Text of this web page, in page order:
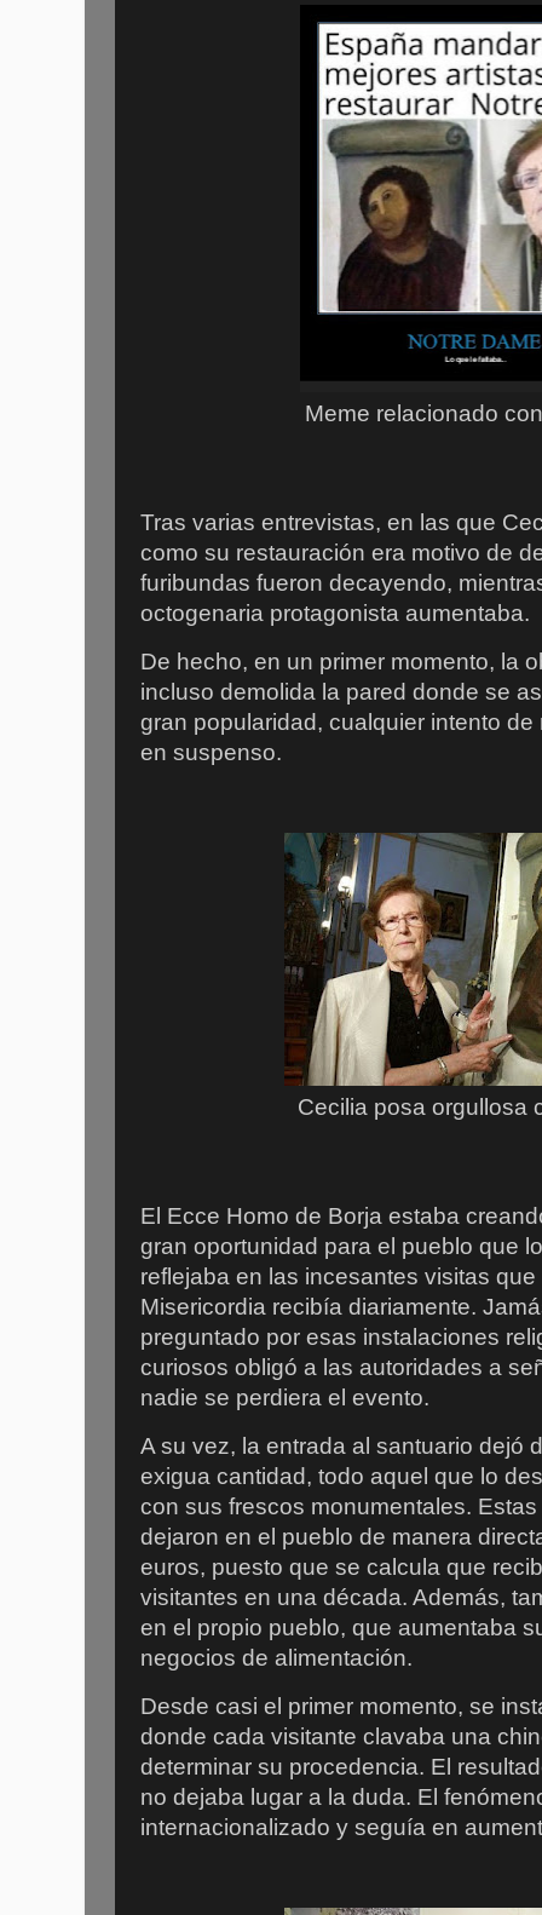
Meme relacionado
Tras varias entrevistas, en las que
como su restauración era motivo de
furibundas fueron decayendo,
octogenaria protagonista aumentaba.
De hecho, en un primer momento, la
incluso demolida la pared donde se
gran popularidad, cualquier intento
en suspenso.
Cecilia posa orgullosa
El Ecce Homo de Borja estaba
gran oportunidad para el pueblo que
reflejaba en las incesantes visitas
Misericordia recibía diariamente.
preguntado por esas instalaciones
curiosos obligó a las autoridades a
nadie se perdiera el evento.
A su vez, la entrada al santuario dejó
exigua cantidad, todo aquel que lo
con sus frescos monumentales.
dejaron en el pueblo de manera
euros, puesto que se calcula que
visitantes en una década. Además,
en el propio pueblo, que aumentaba
negocios de alimentación.
Desde casi el primer momento, se
donde cada visitante clavaba una
determinar su procedencia. El
no dejaba lugar a la duda. El
internacionalizado y seguía en